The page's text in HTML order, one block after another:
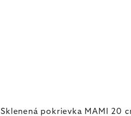
Sklenená pokrievka MAMI 20